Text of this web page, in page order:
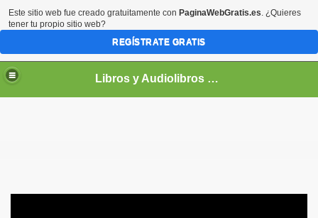
Libros y Audiolibros Para emprendedores
Este sitio web fue creado gratuitamente con PaginaWebGratis.es. ¿Quieres
tener tu propio sitio web?
REGÍSTRATE GRATIS